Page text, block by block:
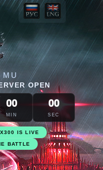
OPEN
00
MIN
00
SEC
IS LIVE
BATTLE